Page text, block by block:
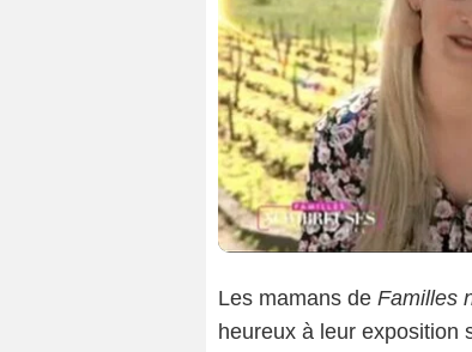
Les mamans de Familles
heureux à leur exposition